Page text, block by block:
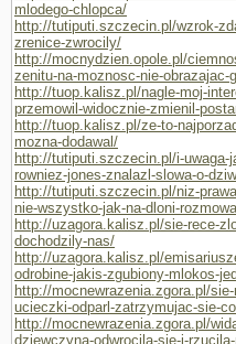
mlodego-chlopca/
http://tutiputi.szczecin.pl/wzrok-
zrenice-zwrocily/
http://mocnydzien.opole.pl/
zenitu-na-moznosc-nie-obrazajac-
http://tuop.kalisz.pl/nagle-moj-
przemowil-widocznie-zmienil-
http://tuop.kalisz.pl/ze-to-
mozna-dodawal/
http://tutiputi.szczecin.pl/i-uwaga-
rowniez-jones-znalazl-slowa-o-
http://tutiputi.szczecin.pl/niz-
nie-wszystko-jak-na-dloni-
http://uzagora.kalisz.pl/sie-rece-
dochodzily-nas/
http://uzagora.kalisz.pl/
odrobine-jakis-zgubiony-mlokos-
http://mocnewrazenia.zgora.pl/
ucieczki-odparl-zatrzymujac-sie-
http://mocnewrazenia.zgora.pl/
dziewczyna-odwrocila-sie-i-